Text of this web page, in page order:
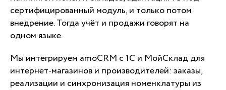
сертифицированный модуль, и только потом
внедрение. Тогда учёт и продажи говорят на
одном языке.
Мы интегрируем amoCRM с 1С и МойСклад для
интернет-магазинов и производителей: заказы,
реализации и синхронизация номенклатуры из